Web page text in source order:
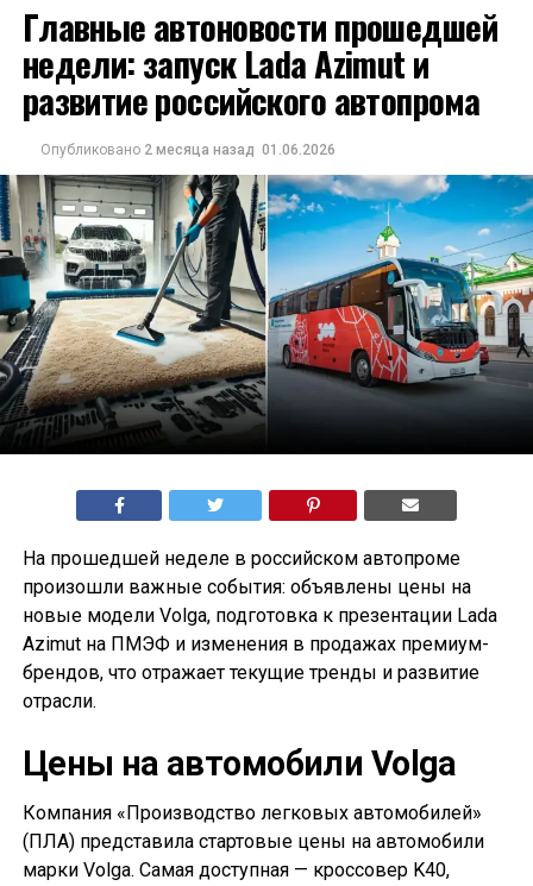
Главные автоновости прошедшей
недели: запуск Lada Azimut и
развитие российского автопрома
Опубликовано 2 месяца назад 01.06.2026
На прошедшей неделе в российском автопроме
произошли важные события: объявлены цены на
новые модели Volga, подготовка к презентации Lada
Azimut на ПМЭФ и изменения в продажах премиум-
брендов, что отражает текущие тренды и развитие
отрасли.
Цены на автомобили Volga
Компания «Производство легковых автомобилей»
(ПЛА) представила стартовые цены на автомобили
марки Volga. Самая доступная — кроссовер K40,